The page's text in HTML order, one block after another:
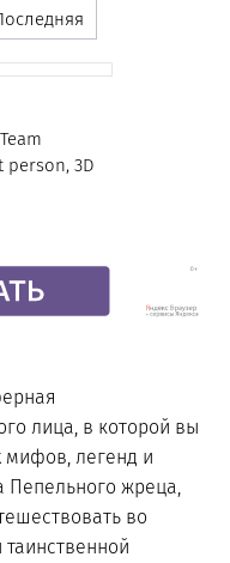
person, 3D
лица, в которой вы
мифов, легенд и
Пепельного жреца,
во